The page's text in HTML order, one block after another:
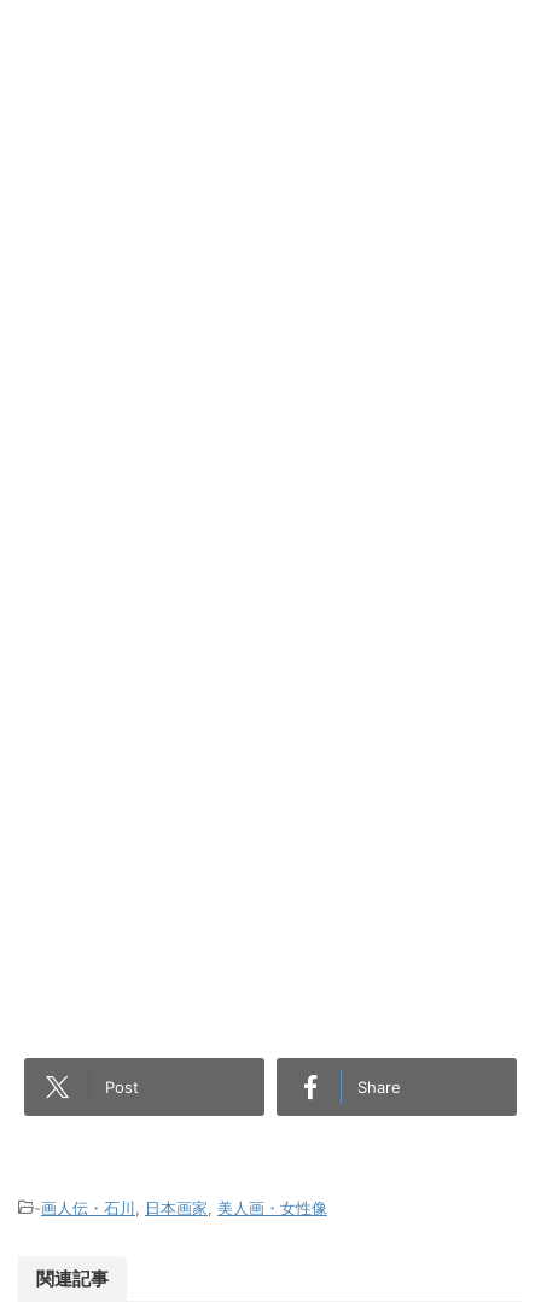
Post Share
-画人伝・石川 日本画家 美人画・女性像
関連記事